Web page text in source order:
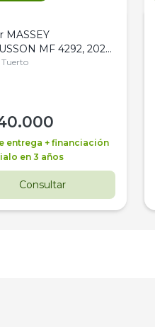
MASSEY
MF 4292, 2020,
Tuerto
entrega + financiación
en 3 años
Consultar